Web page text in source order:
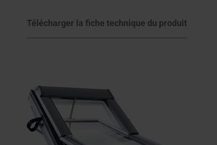
Télécharger la fiche technique du produit